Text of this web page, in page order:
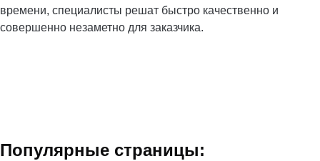
времени, специалисты решат быстро качественно и
совершенно незаметно для заказчика.
Популярные страницы: